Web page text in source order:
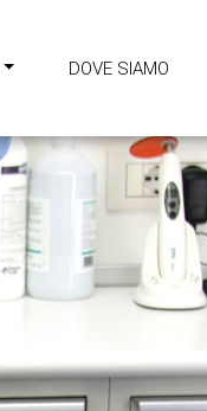
DOVE SIAMO